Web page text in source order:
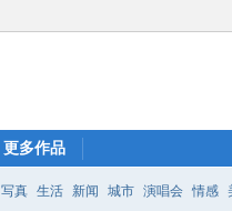
更多作品
写真 生活 新闻 城市 演唱会 情感